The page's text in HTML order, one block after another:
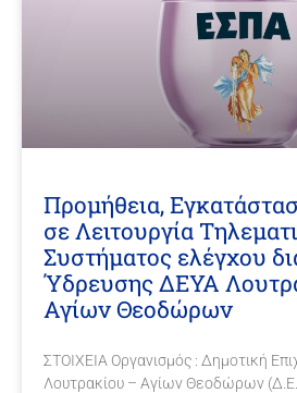
Προμήθεια,
σε Λειτουργία
Συστήματος ελέγχου
Ύδρευσης ΔΕΥΑ
Αγίων Θεοδώρων
ΣΤΟΙΧΕΙΑ Οργανισμός : Δημοτική
Λουτρακίου – Αγίων Θεοδώρων